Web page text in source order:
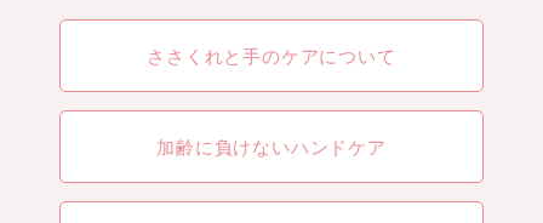
ささくれと手のケアについて
加齢に負けないハンドケア